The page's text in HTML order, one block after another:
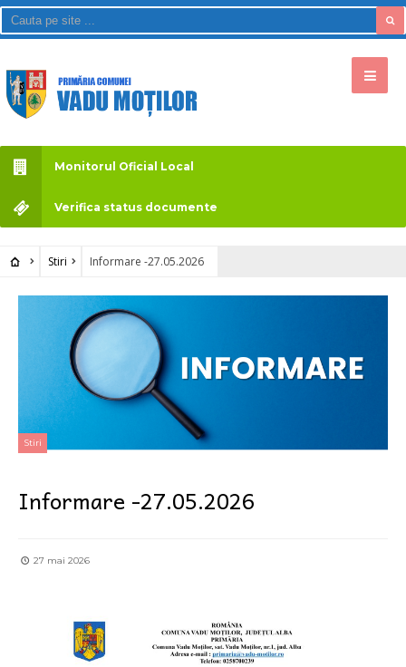
Monitorul Oficial Local
Verifica status documente
Stiri Informare -27.05.2026
Stiri
Informare -27.05.2026
27 mai 2026